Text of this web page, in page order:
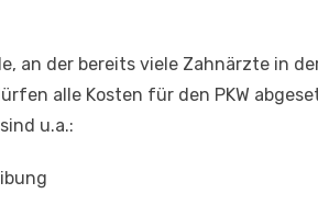
an der bereits viele Zahnärzte in
alle Kosten für den PKW
u.a.: